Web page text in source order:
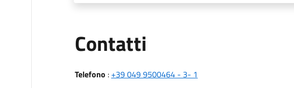
Contatti
Telefono : +39 049 9500464 - 3- 1